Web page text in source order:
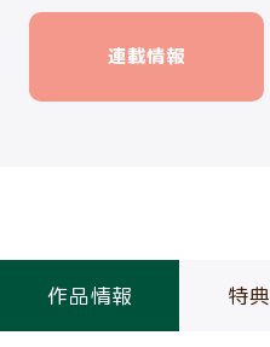
連載情報
作品情報 特